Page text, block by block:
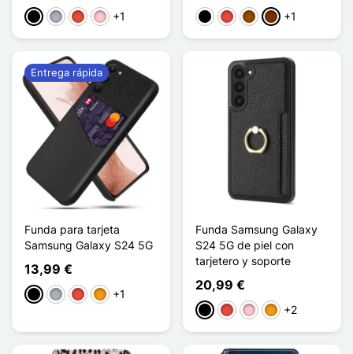
NegroGris RojoRosa+1 NegroRojoMarrón
Café+1
Funda para tarjeta
Samsung Galaxy S24 5G
13,99 €
NegroGris RojoNaranja
+1
Entrega rápida
Funda Samsung Galaxy
S24 5G de piel con
tarjetero y soporte
20,99 €
NegroRojoRosaNaranja
+2